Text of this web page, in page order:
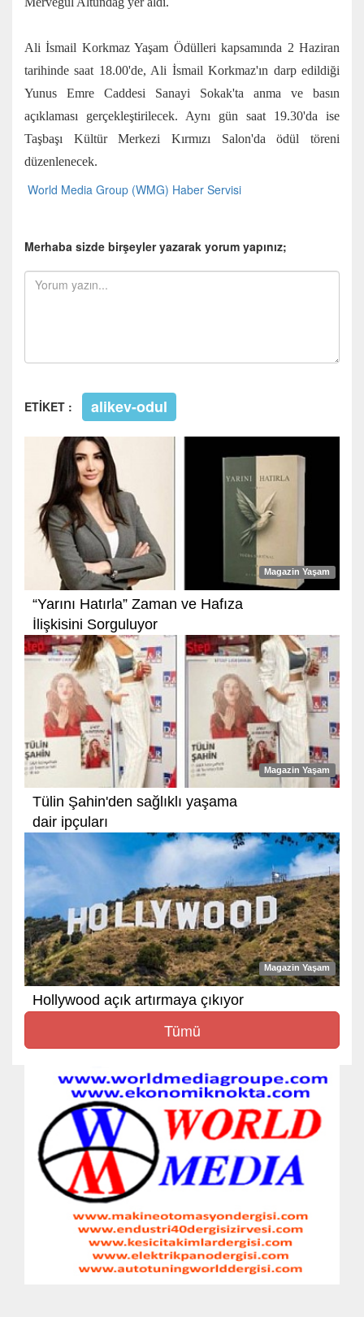
Ali İsmail Korkmaz Yaşam Ödülleri kapsamında 2 Haziran
tarihinde saat 18.00'de, Ali İsmail Korkmaz'ın darp edildiği
Yunus Emre Caddesi Sanayi Sokak'ta anma ve basın
açıklaması gerçekleştirilecek. Aynı gün saat 19.30'da ise
Taşbaşı Kültür Merkezi Kırmızı Salon'da ödül töreni
düzenlenecek.
World Media Group (WMG) Haber Servisi
Merhaba sizde birşeyler yazarak yorum yapınız;
ETİKET : alikev-odul
Magazin Yaşam
“Yarını Hatırla” Zaman ve Hafıza
İlişkisini Sorguluyor
Magazin Yaşam
Tülin Şahin'den sağlıklı yaşama
dair ipçuları
Magazin Yaşam
Hollywood açık artırmaya çıkıyor
Tümü